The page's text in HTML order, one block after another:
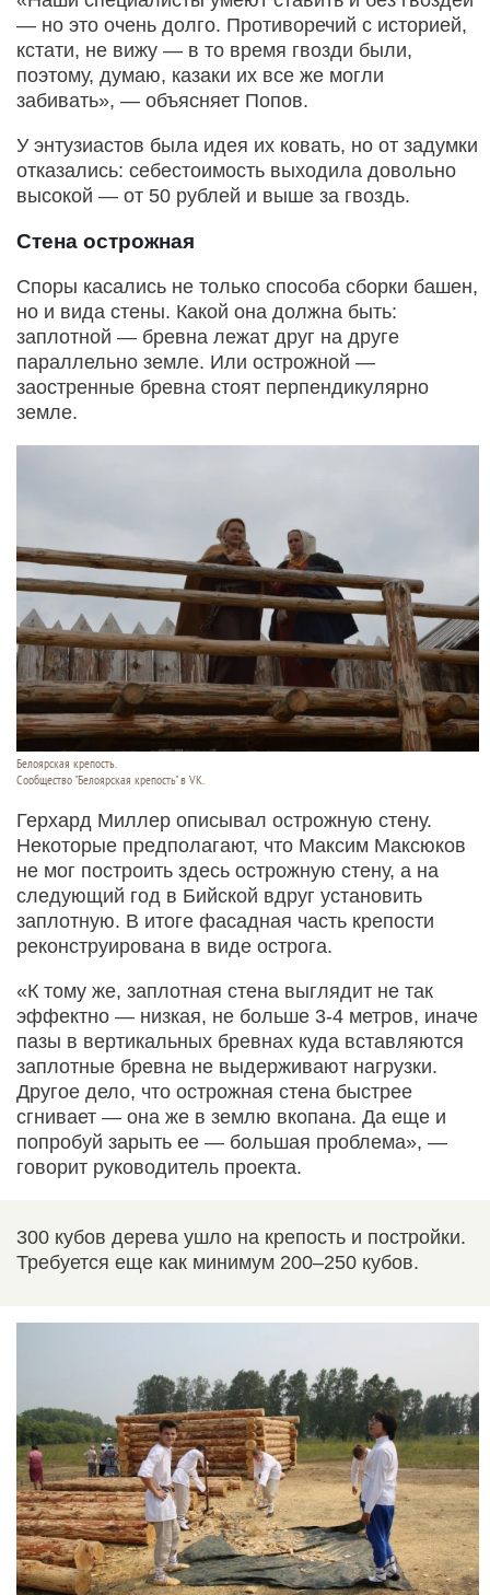
— но это очень долго. Противоречий с историей,
кстати, не вижу — в то время гвозди были,
поэтому, думаю, казаки их все же могли
забивать», — объясняет Попов.
У энтузиастов была идея их ковать, но от задумки
отказались: себестоимость выходила довольно
высокой — от 50 рублей и выше за гвоздь.
Стена острожная
Споры касались не только способа сборки башен,
но и вида стены. Какой она должна быть:
заплотной — бревна лежат друг на друге
параллельно земле. Или острожной —
заостренные бревна стоят перпендикулярно
земле.
Белоярская крепость.
Сообщество "Белоярская крепость" в VK.
Герхард Миллер описывал острожную стену.
Некоторые предполагают, что Максим Максюков
не мог построить здесь острожную стену, а на
следующий год в Бийской вдруг установить
заплотную. В итоге фасадная часть крепости
реконструирована в виде острога.
«К тому же, заплотная стена выглядит не так
эффектно — низкая, не больше 3-4 метров, иначе
пазы в вертикальных бревнах куда вставляются
заплотные бревна не выдерживают нагрузки.
Другое дело, что острожная стена быстрее
сгнивает — она же в землю вкопана. Да еще и
попробуй зарыть ее — большая проблема», —
говорит руководитель проекта.
300 кубов дерева ушло на крепость и постройки.
Требуется еще как минимум 200–250 кубов.